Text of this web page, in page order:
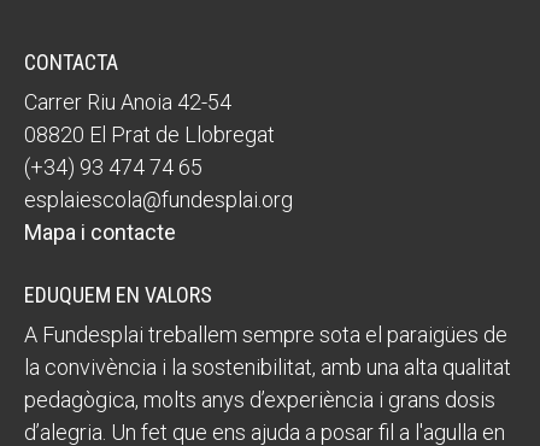
CONTACTA
Carrer Riu Anoia 42-54
08820 El Prat de Llobregat
(+34) 93 474 74 65
esplaiescola@fundesplai.org
Mapa i contacte
EDUQUEM EN VALORS
A Fundesplai treballem sempre sota el paraigües de
la convivència i la sostenibilitat, amb una alta qualitat
pedagògica, molts anys d’experiència i grans dosis
d’alegria. Un fet que ens ajuda a posar fil a l'agulla en